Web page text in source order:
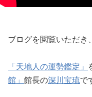
ブログを閲覧いただき
「天地人の運勢鑑定」
館」 館長の深川宝琉で